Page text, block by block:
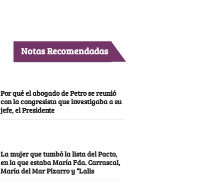
Notas Recomendadas
Por qué el abogado de Petro se reunió
con la congresista que investigaba a su
jefe, el Presidente
La mujer que tumbó la lista del Pacto,
en la que estaba María Fda. Carrascal,
María del Mar Pizarro y “Lalis